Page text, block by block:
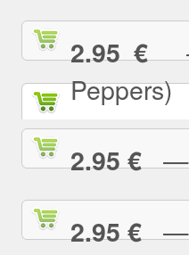
2.95 €—
Peppers)
2.95 €—
2.95 €—